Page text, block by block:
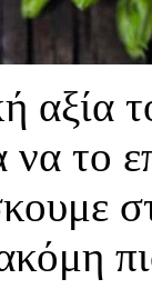
αξία
το